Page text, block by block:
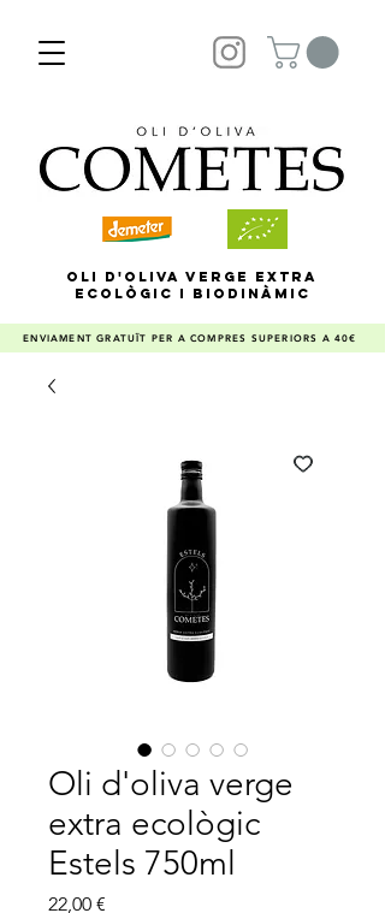
OLI D'OLIVA VERGE EXTRA
ECOLÒGIC I BIODINÀMIC
ENVIAMENT GRATUÏT PER A COMPRES SUPERIORS A 40€
Oli d'oliva verge
extra ecològic
Estels 750ml
22,00 €